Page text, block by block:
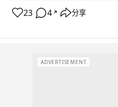
23 4 ↗ 分享
ADVERTISEMENT